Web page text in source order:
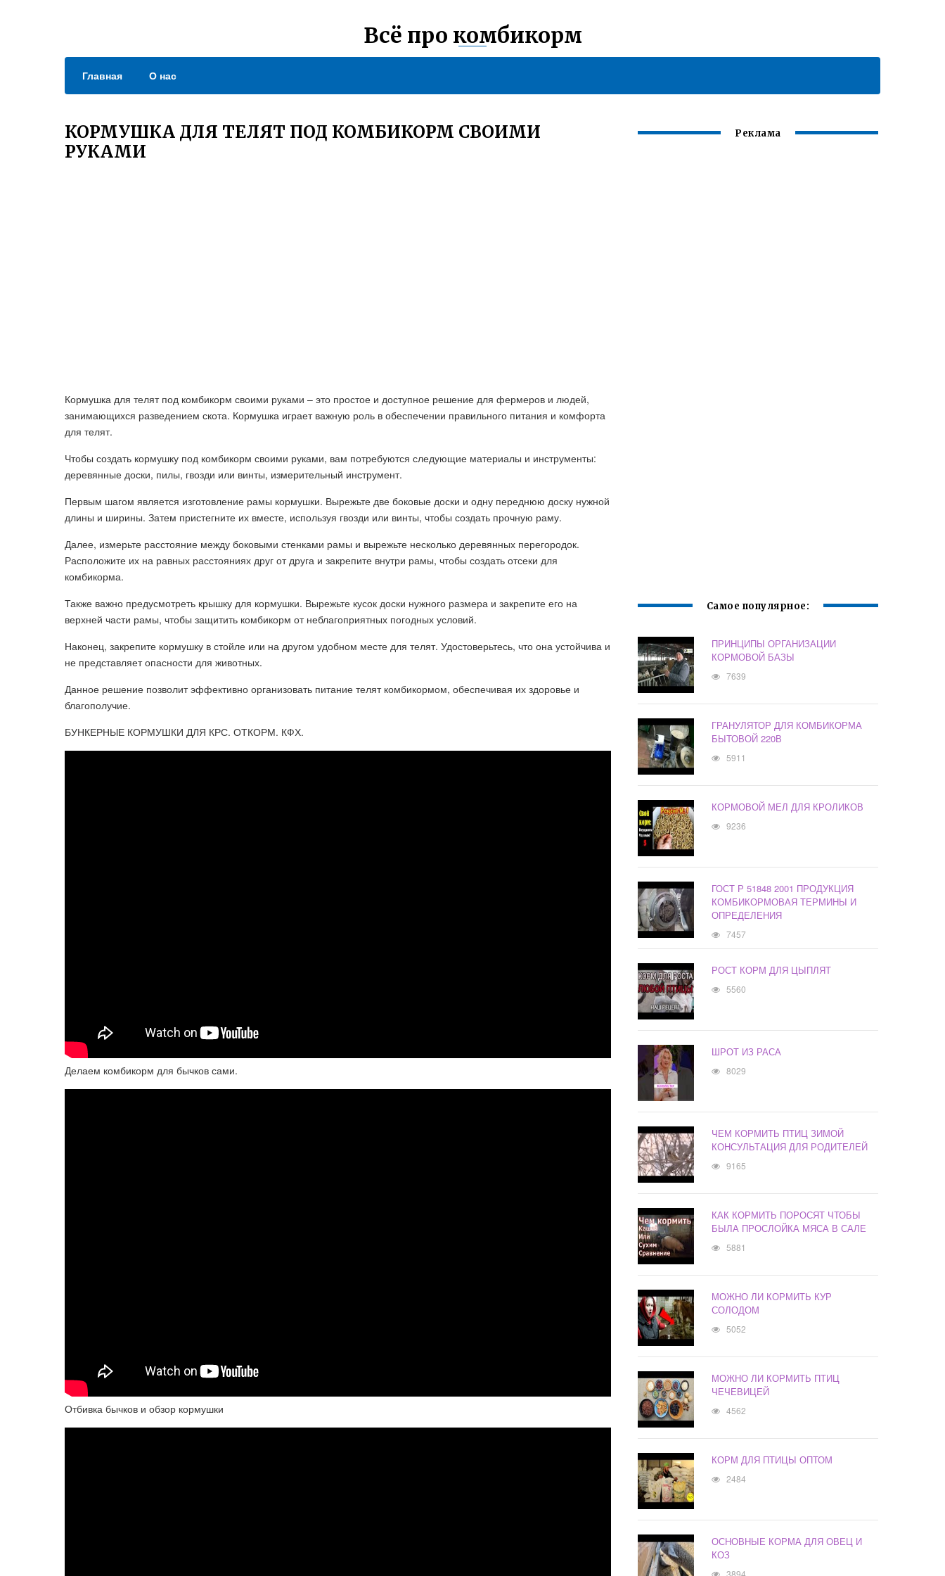
Всё про комбикорм
Главная О нас
КОРМУШКА ДЛЯ ТЕЛЯТ ПОД КОМБИКОРМ СВОИМИ
РУКАМИ
Кормушка для телят под комбикорм своими руками – это простое и доступное решение для фермеров и людей,
занимающихся разведением скота. Кормушка играет важную роль в обеспечении правильного питания и комфорта
для телят.
Чтобы создать кормушку под комбикорм своими руками, вам потребуются следующие материалы и инструменты:
деревянные доски, пилы, гвозди или винты, измерительный инструмент.
Первым шагом является изготовление рамы кормушки. Вырежьте две боковые доски и одну переднюю доску нужной
длины и ширины. Затем пристегните их вместе, используя гвозди или винты, чтобы создать прочную раму.
Далее, измерьте расстояние между боковыми стенками рамы и вырежьте несколько деревянных перегородок.
Расположите их на равных расстояниях друг от друга и закрепите внутри рамы, чтобы создать отсеки для
комбикорма.
Также важно предусмотреть крышку для кормушки. Вырежьте кусок доски нужного размера и закрепите его на
верхней части рамы, чтобы защитить комбикорм от неблагоприятных погодных условий.
Наконец, закрепите кормушку в стойле или на другом удобном месте для телят. Удостоверьтесь, что она устойчива и
не представляет опасности для животных.
Данное решение позволит эффективно организовать питание телят комбикормом, обеспечивая их здоровье и
благополучие.
БУНКЕРНЫЕ КОРМУШКИ ДЛЯ КРС. ОТКОРМ. КФХ.
Делаем комбикорм для бычков сами.
Отбивка бычков и обзор кормушки
Реклама
Самое популярное:
ПРИНЦИПЫ ОРГАНИЗАЦИИ
КОРМОВОЙ БАЗЫ
7639
ГРАНУЛЯТОР ДЛЯ КОМБИКОРМА
БЫТОВОЙ 220В
5911
КОРМОВОЙ МЕЛ ДЛЯ КРОЛИКОВ
9236
ГОСТ Р 51848 2001 ПРОДУКЦИЯ
КОМБИКОРМОВАЯ ТЕРМИНЫ И
ОПРЕДЕЛЕНИЯ
7457
РОСТ КОРМ ДЛЯ ЦЫПЛЯТ
5560
ШРОТ ИЗ РАСА
8029
ЧЕМ КОРМИТЬ ПТИЦ ЗИМОЙ
КОНСУЛЬТАЦИЯ ДЛЯ РОДИТЕЛЕЙ
9165
КАК КОРМИТЬ ПОРОСЯТ ЧТОБЫ
БЫЛА ПРОСЛОЙКА МЯСА В САЛЕ
5881
МОЖНО ЛИ КОРМИТЬ КУР
СОЛОДОМ
5052
МОЖНО ЛИ КОРМИТЬ ПТИЦ
ЧЕЧЕВИЦЕЙ
4562
КОРМ ДЛЯ ПТИЦЫ ОПТОМ
2484
ОСНОВНЫЕ КОРМА ДЛЯ ОВЕЦ И
КОЗ